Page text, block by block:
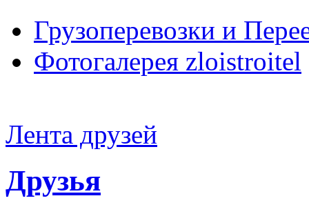
Грузоперевозки и
Фотогалерея zloistroitel
Лента друзей
Друзья